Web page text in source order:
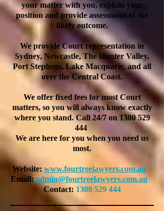
your matter with you, explain your
position and provide assessment of the
likely outcome.
We provide Court representation in
Sydney, Newcastle, The Hunter Valley,
Port Stephens, Lake Macquarie, and all
over the Central Coast.
We offer fixed fees for most Court
matters, so you will always know exactly
where you stand. Call 24/7 on1300 529
444
We are here for you when you need us
most.
Website: www.fourtreelawyers.com.au
Email:admin@fourtreelawyers.com.au
Contact: 1300 529 444